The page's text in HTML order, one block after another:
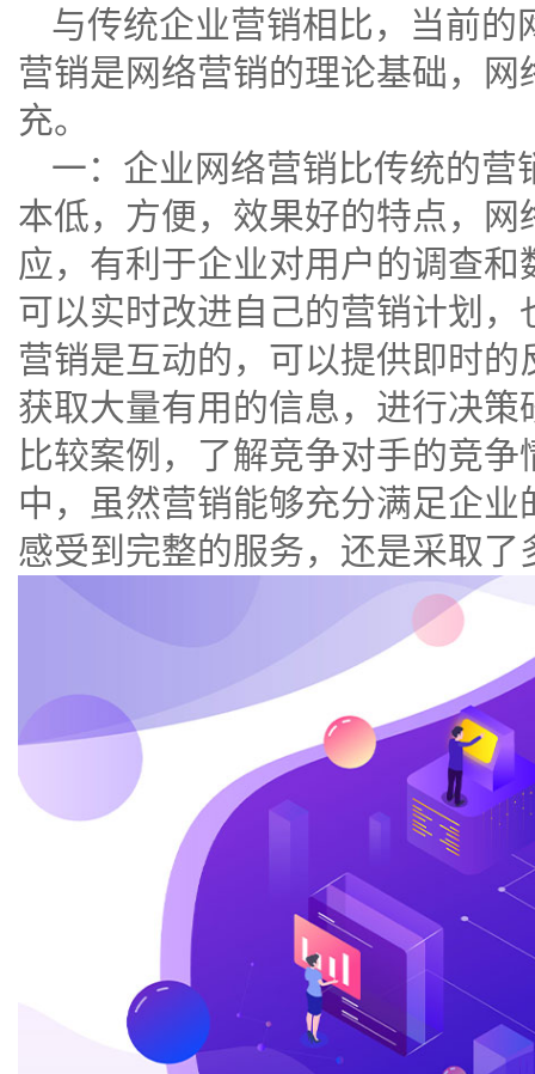
与传统企业营销相比，当前
营销是网络营销的理论基础，
充。
一：企业网络营销比传统的
本低，方便，效果好的特点，
应，有利于企业对用户的调查
可以实时改进自己的营销计划
营销是互动的，可以提供即时
获取大量有用的信息，进行决
比较案例，了解竞争对手的竞
中，虽然营销能够充分满足企
感受到完整的服务，还是采取